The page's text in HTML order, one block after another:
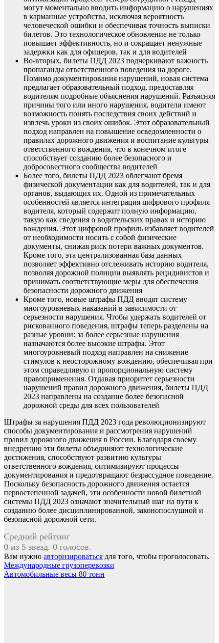
могут моментально вводить информацию о нарушениях
в карманные устройства, исключая вероятность
человеческой ошибки и обеспечивая точность выписки
билетов. Это технологическое обновление не только
повышает эффективность, но и сокращает ненужные
задержки как для офицеров, так и для водителей
Во-вторых, билеты ПДД 2023 подчеркивают важность
пропаганды ответственного поведения на дороге.
Помимо документирования нарушений, новая система
предлагает образовательный подход, предоставляя
водителям подробные объяснения нарушений. Разъясняя
причины того или иного нарушения, водители имеют
возможность понять последствия своих действий и
извлечь уроки из своих ошибок. Этот образовательный
подход направлен на повышение осведомленности о
правилах дорожного движения и воспитание культуры
ответственного вождения, что в конечном итоге
способствует созданию более безопасного и
добросовестного сообщества водителей
Более того, билеты ПДД 2023 облегчают бремя
физической документации как для водителей, так и для
органов, выдающих их. Одной из примечательных
особенностей является интеграция цифрового профиля
водителя, который содержит полную информацию,
такую ​​как сведения о водительских правах и историю
вождения. Этот цифровой профиль избавляет водителей
от необходимости носить с собой физические
документы, снижая риск потери важных документов.
Кроме того, эта централизованная база данных
позволяет эффективно отслеживать историю водителя,
позволяя дорожной полиции выявлять рецидивистов и
принимать соответствующие меры для обеспечения
безопасности дорожного движения
Кроме того, новые штрафы ПДД вводят систему
многоуровневых наказаний в зависимости от
серьезности нарушения. Чтобы удержать водителей от
рискованного поведения, штрафы теперь разделены на
разные уровни: за более серьезные нарушения
назначаются более высокие штрафы. Этот
многоуровневый подход направлен на снижение
стимулов к неосторожному вождению, обеспечивая при
этом справедливую и пропорциональную систему
правоприменения. Отдавая приоритет серьезности
нарушений правил дорожного движения, билеты ПДД
2023 направлены на создание более безопасной
дорожной среды для всех пользователей
Штрафы за нарушения ПДД 2023 года революционизируют
способы документирования и рассмотрения нарушений
правил дорожного движения в России. Благодаря своему
внедрению эти билеты объединяют технологические
достижения, способствуют развитию культуры
ответственного вождения, оптимизируют процессы
документирования и предотвращают безрассудное поведение.
Поскольку безопасность дорожного движения остается
первостепенной задачей, эти особенности новой билетной
системы ПДД 2023 означают значительный шаг на пути к
созданию более дисциплинированной, законопослушной и
безопасной дорожной сети.
Средний рейтинг
0 из 5 звезд. 0 голосов.
Вам нужно авторизироваться для того, чтобы проголосовать.
Навигация
по
Международные грузоперевозки
Автомобильные весы 80 тонн